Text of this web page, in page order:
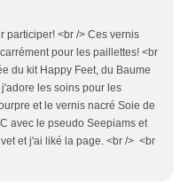
participer! <br /> Ces vernis
pour les paillettes! <br
du kit Happy Feet, du Baume
les soins pour les
et le vernis nacré Soie de
avec le pseudo Seepiams et
et j'ai liké la page. <br /> <br